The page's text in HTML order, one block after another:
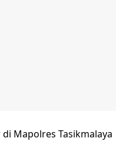
Mapolres Tasikmalaya